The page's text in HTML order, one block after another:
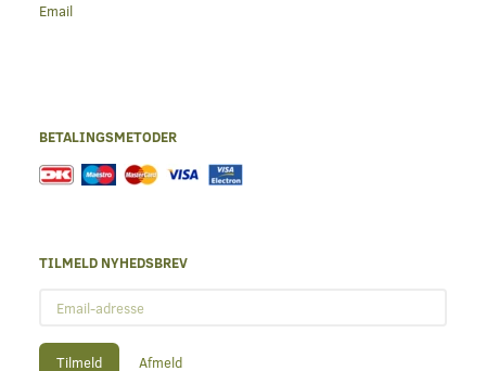
Email
BETALINGSMETODER
TILMELD NYHEDSBREV
adresse
Tilmeld Afmeld